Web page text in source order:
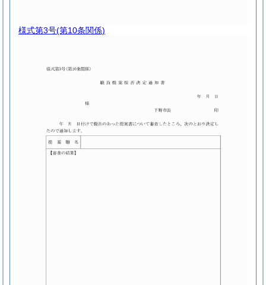
様式第3号(第10条関係)